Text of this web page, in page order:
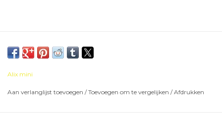
Alix mini
Aan verlanglijst toevoegen /Toevoegen om te vergelijken /Afdrukken